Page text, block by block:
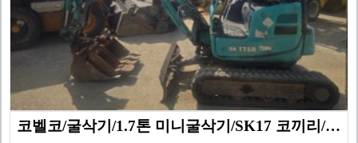
코벨코/굴삭기/1.7톤 미니굴삭기/SK17 코끼리/20…